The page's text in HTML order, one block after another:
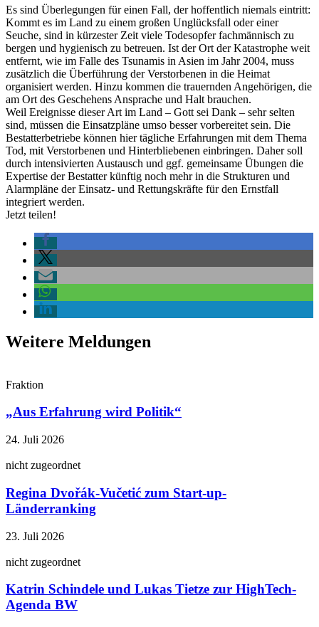
Es sind Überlegungen für einen Fall, der hoffentlich niemals eintritt:
Kommt es im Land zu einem großen Unglücksfall oder einer
Seuche, sind in kürzester Zeit viele Todesopfer fachmännisch zu
bergen und hygienisch zu betreuen. Ist der Ort der Katastrophe weit
entfernt, wie im Falle des Tsunamis in Asien im Jahr 2004, muss
zusätzlich die Überführung der Verstorbenen in die Heimat
organisiert werden. Hinzu kommen die trauernden Angehörigen, die
am Ort des Geschehens Ansprache und Halt brauchen.
Weil Ereignisse dieser Art im Land – Gott sei Dank – sehr selten
sind, müssen die Einsatzpläne umso besser vorbereitet sein. Die
Bestatterbetriebe können hier tägliche Erfahrungen mit dem Thema
Tod, mit Verstorbenen und Hinterbliebenen einbringen. Daher soll
durch intensivierten Austausch und ggf. gemeinsame Übungen die
Expertise der Bestatter künftig noch mehr in die Strukturen und
Alarmpläne der Einsatz- und Rettungskräfte für den Ernstfall
integriert werden.
Jetzt teilen!
Weitere Meldungen
Fraktion
„Aus Erfahrung wird Politik“
24. Juli 2026
nicht zugeordnet
Regina Dvořák-Vučetić zum Start-up-
Länderranking
23. Juli 2026
nicht zugeordnet
Katrin Schindele und Lukas Tietze zur HighTech-
Agenda BW